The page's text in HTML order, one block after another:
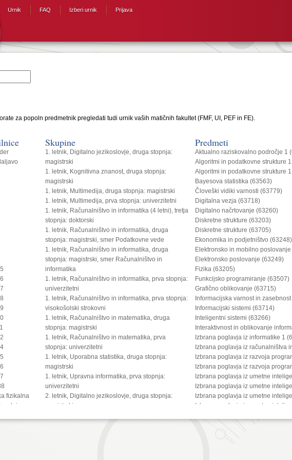
Urnik FAQ Izberi urnik Prijava
za popoln predmetnik pregledati tudi urnik vaših matičnih fakultet (FMF, UI, PEF in FE).
fizikalna
Skupine
1. letnik, Digitalno jezikoslovje, druga stopnja:
magistrski
1. letnik, Kognitivna znanost, druga stopnja:
magistrski
1. letnik, Multimedija, druga stopnja: magistrski
1. letnik, Multimedija, prva stopnja: univerzitetni
1. letnik, Računalništvo in informatika (4 letni), tretja
stopnja: doktorski
1. letnik, Računalništvo in informatika, druga
stopnja: magistrski, smer Podatkovne vede
1. letnik, Računalništvo in informatika, druga
stopnja: magistrski, smer Računalništvo in
informatika
1. letnik, Računalništvo in informatika, prva stopnja:
univerzitetni
1. letnik, Računalništvo in informatika, prva stopnja:
visokošolski strokovni
1. letnik, Računalništvo in matematika, druga
stopnja: magistrski
1. letnik, Računalništvo in matematika, prva
stopnja: univerzitetni
1. letnik, Uporabna statistika, druga stopnja:
magistrski
1. letnik, Upravna informatika, prva stopnja:
univerzitetni
2. letnik, Digitalno jezikoslovje, druga stopnja:
magistrski
2. letnik, Multimedija, prva stopnja: univerzitetni
Predmeti
Aktualno raziskovalno področje 1
Algoritmi in podatkovne strukture
Algoritmi in podatkovne strukture
Bayesova statistika (63563)
Človeški vidiki varnosti (63779)
Digitalna vezja (63718)
Digitalno načrtovanje (63260)
Diskretne strukture (63203)
Diskretne strukture (63705)
Ekonomika in podjetništvo (63248)
Elektronsko in mobilno
Elektronsko poslovanje (63249)
Fizika (63205)
Funkcijsko programiranje (63507)
Grafično oblikovanje (63715)
Informacijska varnost in
Informacijski sistemi (63714)
Inteligentni sistemi (63266)
Interaktivnost in oblikovanje
Izbrana poglavja iz informatike 1
Izbrana poglavja iz računalništva
Izbrana poglavja iz razvoja
Izbrana poglavja iz razvoja
Izbrana poglavja iz umetne
Izbrana poglavja iz umetne
Izbrana poglavja iz umetne
Izbrana poglavja iz umetne
Komunikacija človek računalnik